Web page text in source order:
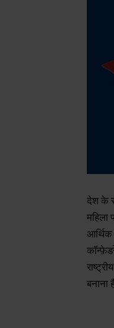
देश के
महिला
आर्थिक
बनाना